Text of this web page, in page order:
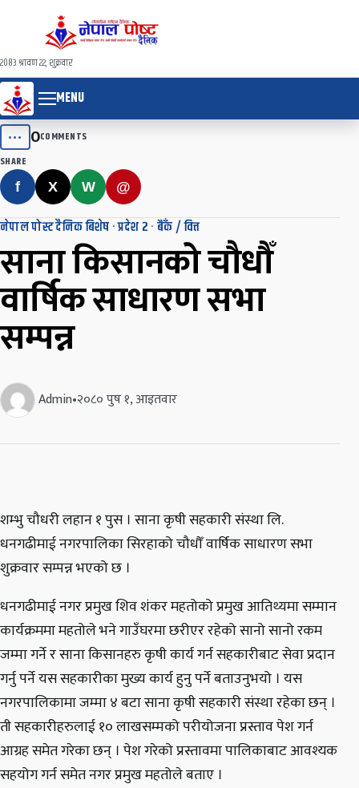
२०८३ श्रावण २२, शुक्रवार
MENU
••• 0COMMENTS
SHARE
f X W @
नेपाल पोस्ट दैनिक बिशेष ·प्रदेश २ ·बैँक / वित्त
साना किसानको चौधौँ
वार्षिक साधारण सभा
सम्पन्न
Admin•२०८० पुष १, आइतवार
शम्भु चौधरी लहान १ पुस । साना कृषी सहकारी संस्था लि.
धनगढीमाई नगरपालिका सिरहाको चौधौँ वार्षिक साधारण सभा
शुक्रवार सम्पन्न भएको छ ।
धनगढीमाई नगर प्रमुख शिव शंकर महतोको प्रमुख आतिथ्यमा सम्मान
कार्यक्रममा महतोले भने गाउँघरमा छरीएर रहेको सानो सानो रकम
जम्मा गर्ने र साना किसानहरु कृषी कार्य गर्न सहकारीबाट सेवा प्रदान
गर्नु पर्ने यस सहकारीका मुख्य कार्य हुनु पर्ने बताउनुभयो । यस
नगरपालिकामा जम्मा ४ बटा साना कृषी सहकारी संस्था रहेका छन् ।
ती सहकारीहरुलाई १० लाखसम्मको परीयोजना प्रस्ताव पेश गर्न
आग्रह समेत गरेका छन् । पेश गरेको प्रस्तावमा पालिकाबाट आवश्यक
सहयोग गर्न समेत नगर प्रमुख महतोले बताए ।